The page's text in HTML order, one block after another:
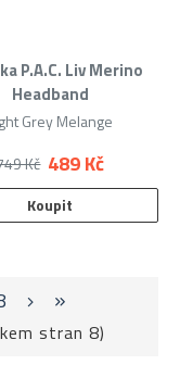
P.A.C. Liv Merino
Headband
Grey Melange
489 Kč
Kč
Koupit
stran 8)